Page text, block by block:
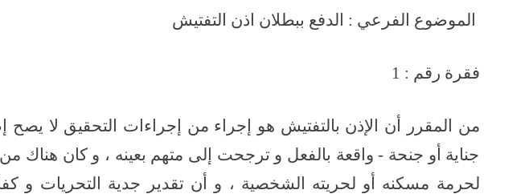
الموضوع الفرعي : الدفع ببطلان اذن التفتيش
فقرة رقم : 1
من المقرر أن الإذن بالتفتيش هو إجراء من إجراءات التحقيق لا يصح
جناية أو جنحة - واقعة بالفعل و ترجحت إلى متهم بعينه ، و كان هناك
لحرمة مسكنه أو لحريته الشخصية ، و أن تقدير جدية التحريات و